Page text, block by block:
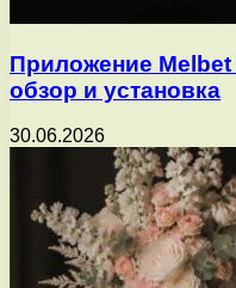
Приложение
обзор и установка
30.06.2026